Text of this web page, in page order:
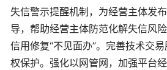
失信警示提醒机制，为经营主体发
导，帮助经营主体防范化解失信风
信用修复“不见面办”。完善技术交
权保护。强化以网管网，加强平台